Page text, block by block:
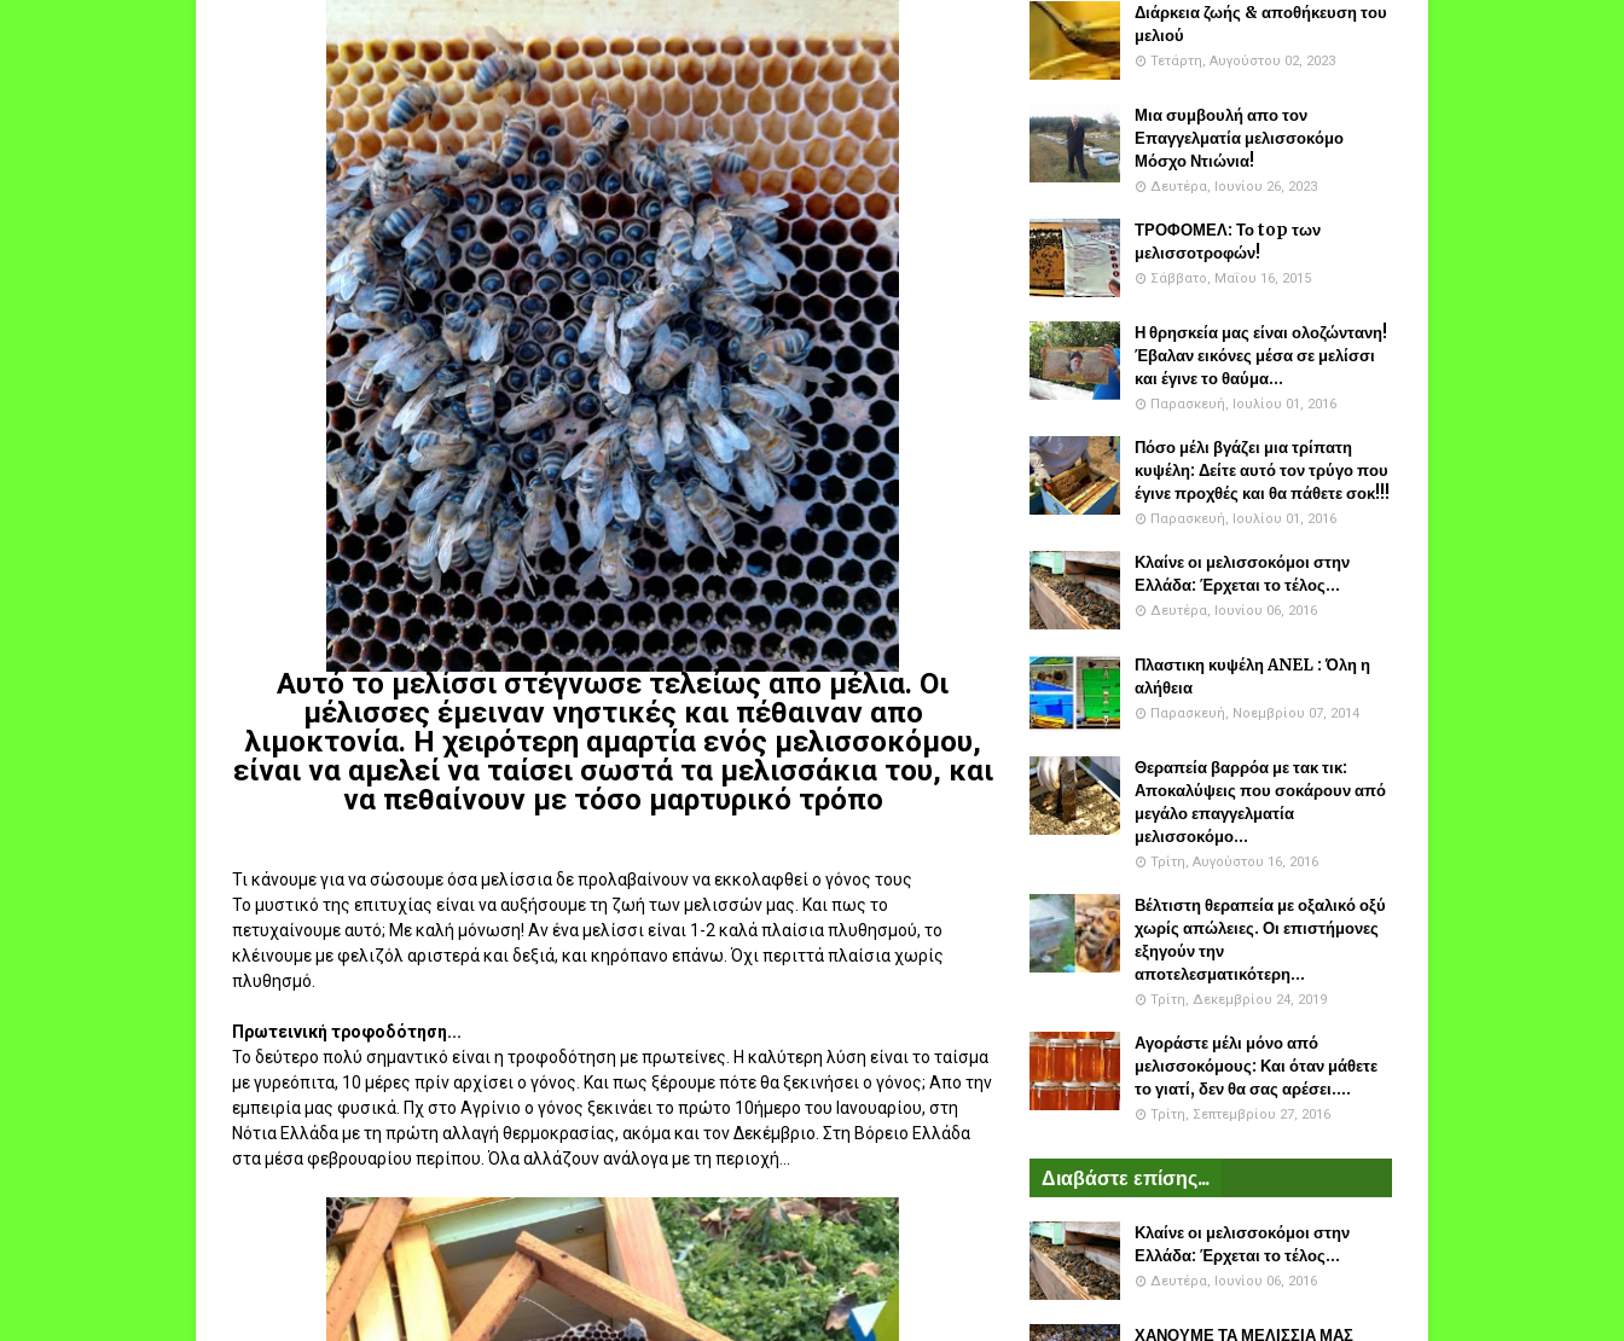
Αυτό το μελίσσι στέγνωσε τελείως απο μέλια. Οι
μέλισσες έμειναν νηστικές και πέθαιναν απο
λιμοκτονία. Η χειρότερη αμαρτία ενός μελισσοκόμου,
είναι να αμελεί να ταίσει σωστά τα μελισσάκια του, και
να πεθαίνουν με τόσο μαρτυρικό τρόπο
Τι κάνουμε για να σώσουμε όσα μελίσσια δε προλαβαίνουν να εκκολαφθεί ο γόνος τους
Το μυστικό της επιτυχίας είναι να αυξήσουμε τη ζωή των μελισσών μας. Και πως το
πετυχαίνουμε αυτό; Με καλή μόνωση! Αν ένα μελίσσι είναι 1-2 καλά πλαίσια πλυθησμού, το
κλέινουμε με φελιζόλ αριστερά και δεξιά, και κηρόπανο επάνω. Όχι περιττά πλαίσια χωρίς
πλυθησμό.
Πρωτεινική τροφοδότηση...
Το δεύτερο πολύ σημαντικό είναι η τροφοδότηση με πρωτείνες. Η καλύτερη λύση είναι το ταίσμα
με γυρεόπιτα, 10 μέρες πρίν αρχίσει ο γόνος. Και πως ξέρουμε πότε θα ξεκινήσει ο γόνος; Απο την
εμπειρία μας φυσικά. Πχ στο Αγρίνιο ο γόνος ξεκινάει το πρώτο 10ήμερο του Ιανουαρίου, στη
Νότια Ελλάδα με τη πρώτη αλλαγή θερμοκρασίας, ακόμα και τον Δεκέμβριο. Στη Βόρειο Ελλάδα
στα μέσα φεβρουαρίου περίπου. Όλα αλλάζουν ανάλογα με τη περιοχή...
Διάρκεια ζωής & αποθήκευση του
μελιού
Τετάρτη, Αυγούστου 02, 2023
Μια συμβουλή απο τον
Επαγγελματία μελισσοκόμο
Μόσχο Ντιώνια!
Δευτέρα, Ιουνίου 26, 2023
ΤΡΟΦΟΜΕΛ: Το top των
μελισσοτροφών!
Σάββατο, Μαΐου 16, 2015
Η θρησκεία μας είναι ολοζώντανη!
Έβαλαν εικόνες μέσα σε μελίσσι
και έγινε το θαύμα...
Παρασκευή, Ιουλίου 01, 2016
Πόσο μέλι βγάζει μια τρίπατη
κυψέλη: Δείτε αυτό τον τρύγο που
έγινε προχθές και θα πάθετε σοκ!!!
Παρασκευή, Ιουλίου 01, 2016
Κλαίνε οι μελισσοκόμοι στην
Ελλάδα: Έρχεται το τέλος...
Δευτέρα, Ιουνίου 06, 2016
Πλαστικη κυψέλη ANEL : Όλη η
αλήθεια
Παρασκευή, Νοεμβρίου 07, 2014
Θεραπεία βαρρόα με τακ τικ:
Αποκαλύψεις που σοκάρουν από
μεγάλο επαγγελματία
μελισσοκόμο...
Τρίτη, Αυγούστου 16, 2016
Βέλτιστη θεραπεία με οξαλικό οξύ
χωρίς απώλειες. Οι επιστήμονες
εξηγούν την
αποτελεσματικότερη...
Τρίτη, Δεκεμβρίου 24, 2019
Αγοράστε μέλι μόνο από
μελισσοκόμους: Και όταν μάθετε
το γιατί, δεν θα σας αρέσει....
Τρίτη, Σεπτεμβρίου 27, 2016
Διαβάστε επίσης...
Κλαίνε οι μελισσοκόμοι στην
Ελλάδα: Έρχεται το τέλος...
Δευτέρα, Ιουνίου 06, 2016
ΧΑΝΟΥΜΕ ΤΑ ΜΕΛΙΣΣΙΑ ΜΑΣ